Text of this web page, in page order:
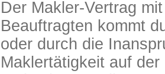
Der Makler-Vertrag
Beauftragten kommt
oder durch die
Maklertätigkeit auf